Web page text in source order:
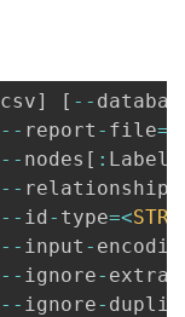
csv] [ --
-- report - file=
-- nodes [ : Label1
-- relationships
-- id - type=<
-- input -
-- ignore- extra
-- ignore-